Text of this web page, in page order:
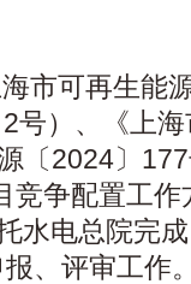
市可再生能
）、《上海
〔2024〕
竞争配置工
水电总院完
、评审工作